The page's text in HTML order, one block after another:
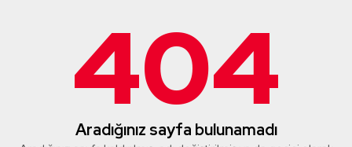
404
Aradığınız sayfa bulunamadı